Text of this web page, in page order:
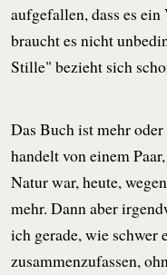
aufgefallen, dass es
braucht es nicht
Stille" bezieht sich
Das Buch ist mehr
handelt von einem
Natur war, heute,
mehr. Dann aber
ich gerade, wie schwer
zusammenzufassen,